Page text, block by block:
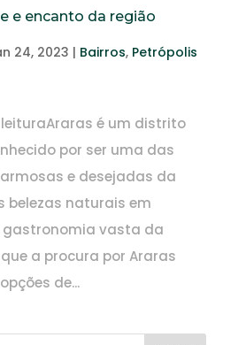
e encanto da região
24, 2023 | Bairros, Petrópolis
é um distrito
por ser uma das
e desejadas da
belezas naturais em
gastronomia vasta da
a procura por Araras
de...